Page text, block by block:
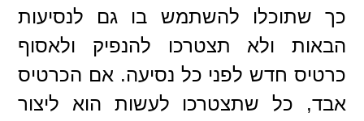
כך שתוכלו להשתמש בו גם לנסיעות
הבאות ולא תצטרכו להנפיק ולאסוף
כרטיס חדש לפני כל נסיעה. אם הכרטיס
אבד, כל שתצטרכו לעשות הוא ליצור